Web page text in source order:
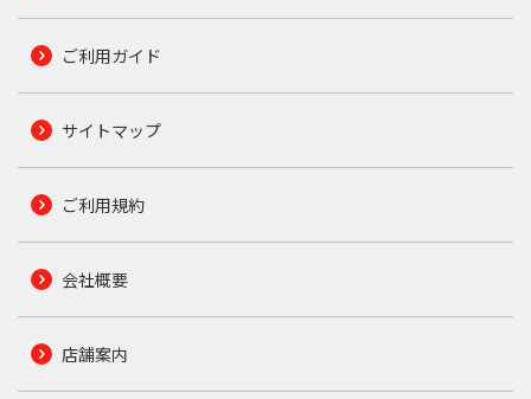
ご利用ガイド
サイトマップ
ご利用規約
会社概要
店舗案内